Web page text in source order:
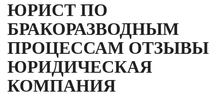
ЮРИСТ ПО
БРАКОРАЗВОДНЫМ
ПРОЦЕССАМ ОТЗЫВЫ
ЮРИДИЧЕСКАЯ
КОМПАНИЯ